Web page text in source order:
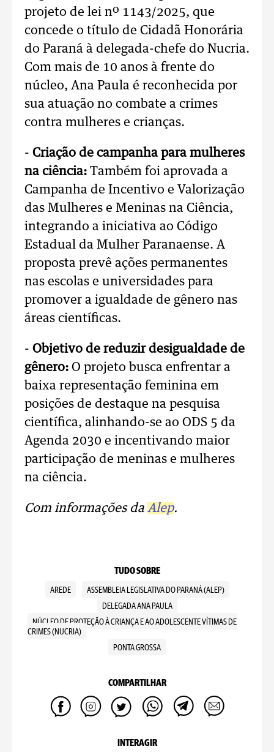
projeto de lei nº 1143/2025, que
concede o título de Cidadã Honorária
do Paraná à delegada-chefe do Nucria.
Com mais de 10 anos à frente do
núcleo, Ana Paula é reconhecida por
sua atuação no combate a crimes
contra mulheres e crianças.
- Criação de campanha para mulheres
na ciência: Também foi aprovada a
Campanha de Incentivo e Valorização
das Mulheres e Meninas na Ciência,
integrando a iniciativa ao Código
Estadual da Mulher Paranaense. A
proposta prevê ações permanentes
nas escolas e universidades para
promover a igualdade de gênero nas
áreas científicas.
- Objetivo de reduzir desigualdade de
gênero: O projeto busca enfrentar a
baixa representação feminina em
posições de destaque na pesquisa
científica, alinhando-se ao ODS 5 da
Agenda 2030 e incentivando maior
participação de meninas e mulheres
na ciência.
Com informações da Alep.
TUDO SOBRE
AREDE
ASSEMBLEIA LEGISLATIVA DO PARANÁ (ALEP)
DELEGADA ANA PAULA
NÚCLEO DE PROTEÇÃO À CRIANÇA E AO ADOLESCENTE VÍTIMAS DE
CRIMES (NUCRIA)
PONTA GROSSA
COMPARTILHAR
INTERAGIR